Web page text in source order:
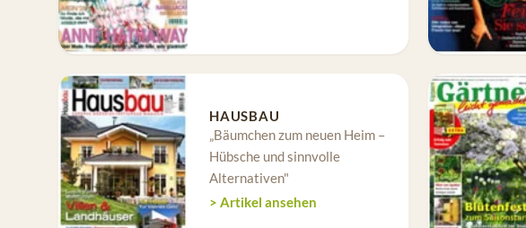
HAUSBAU
„Bäumchen zum neuen Heim –
Hübsche und sinnvolle
Alternativen"
> Artikel ansehen